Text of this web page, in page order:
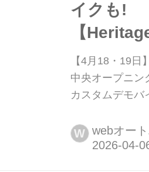
イクも!
【
【4月18・19日
中央オープニン
カスタムデモバ
ジェンズ 公式
とメンテナンス
W webオー